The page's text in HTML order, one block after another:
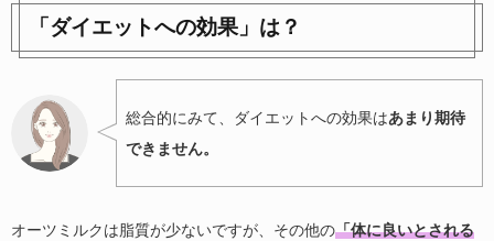
「ダイエットへの効果」は？
総合的にみて、ダイエットへの効果はあまり期待
できません。
オーツミルクは脂質が少ないですが、その他の「体に良いとされる